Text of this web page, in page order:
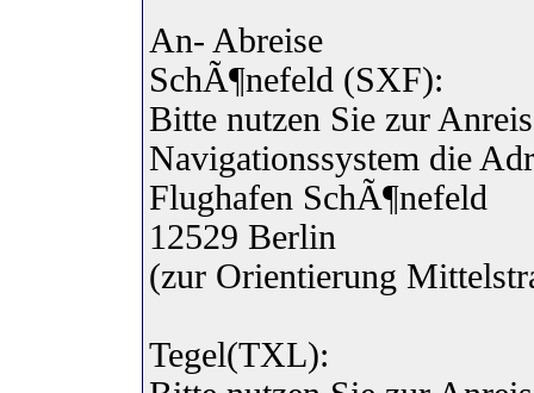
An- Abreise
SchÃ¶nefeld (SXF):
Bitte nutzen Sie zur
Navigationssystem die
Flughafen SchÃ¶nefeld
12529 Berlin
(zur Orientierung
Tegel(TXL):